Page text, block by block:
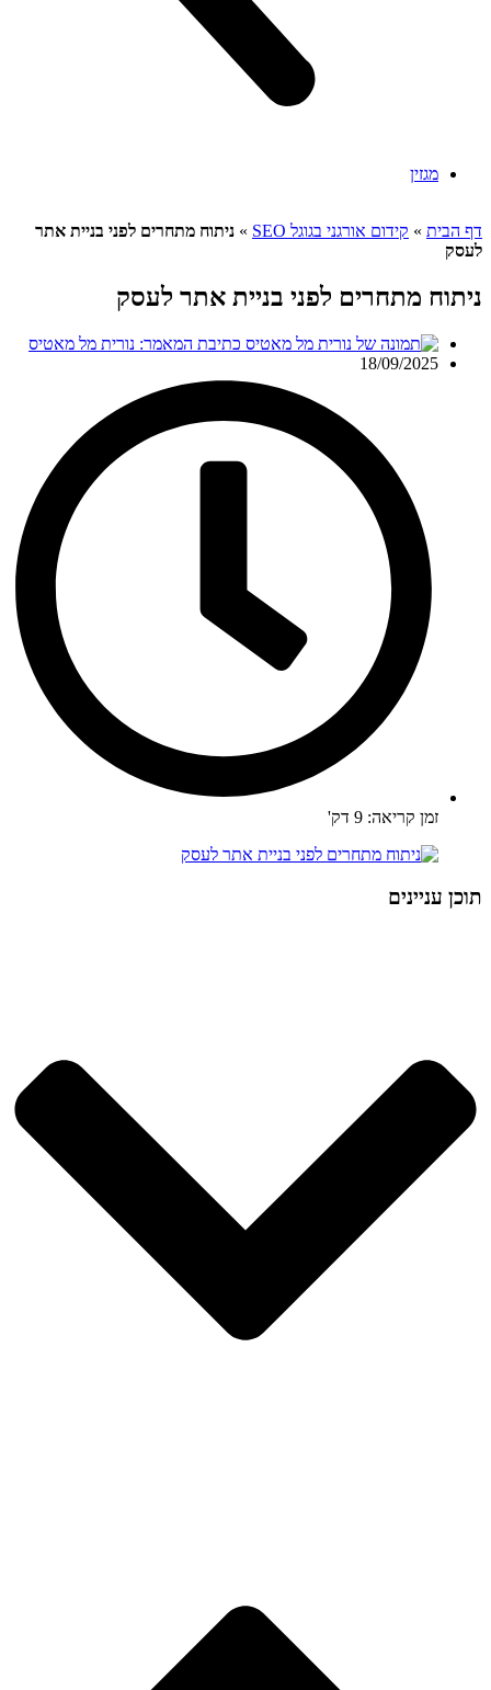
מגזין
דף הבית » קידום אורגני בגוגל SEO » ניתוח מתחרים לפני בניית אתר
לעסק
ניתוח מתחרים לפני בניית אתר לעסק
כתיבת המאמר: נורית מל מאטיס
18/09/2025
זמן קריאה: 9 דק'
תוכן עניינים